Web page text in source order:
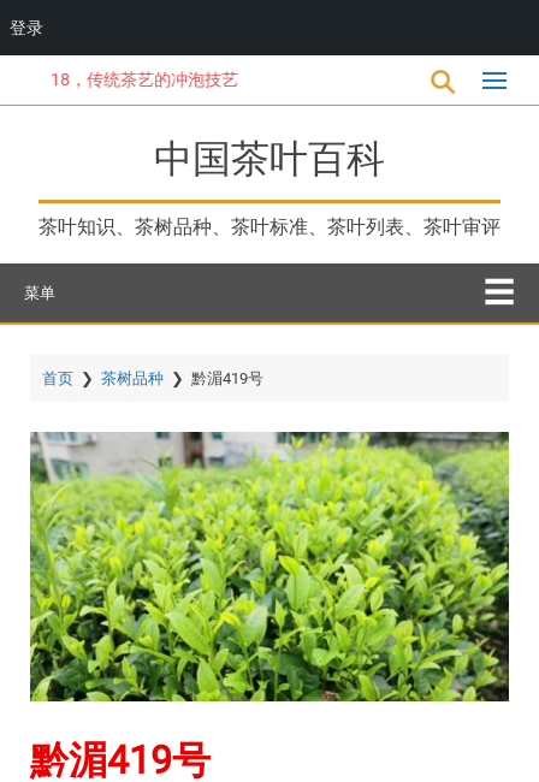
到
18，传统茶艺的冲泡技艺
中国茶叶百科
茶叶知识、茶树品种、茶叶标准、茶叶列表、茶叶审评
菜单
首页 ❯ 茶树品种 ❯ 黔湄419号
黔湄419号
登录